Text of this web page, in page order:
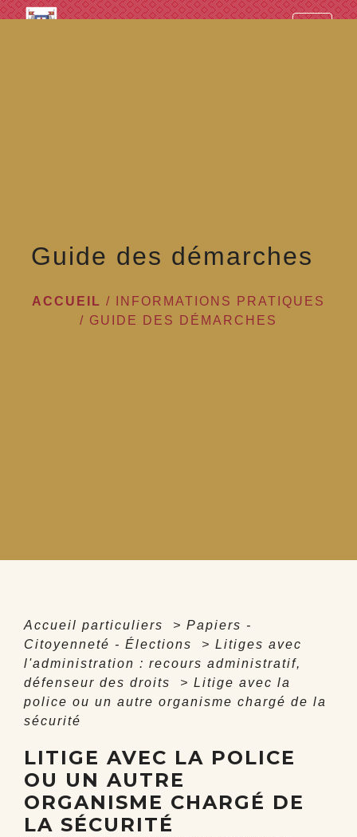
googled7e4d5fb082cc1df.html
Guide des démarches
ACCUEIL /
INFORMATIONS PRATIQUES
/ GUIDE DES DÉMARCHES
Accueil particuliers > Papiers -
Citoyenneté - Élections
> Litiges avec
l'administration : recours administratif,
défenseur des droits
> Litige avec la
police ou un autre organisme chargé de la
sécurité
LITIGE AVEC LA POLICE
OU UN AUTRE
ORGANISME CHARGÉ DE
LA SÉCURITÉ